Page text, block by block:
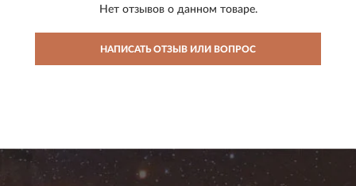
Нет отзывов о данном товаре.
НАПИСАТЬ ОТЗЫВ ИЛИ ВОПРОС